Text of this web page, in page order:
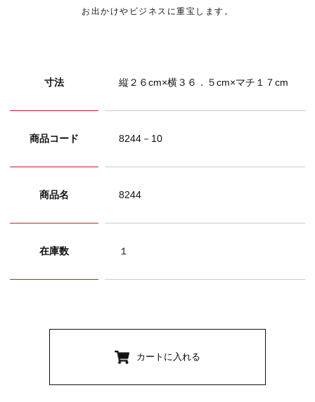
お出かけやビジネスに重宝します。
寸法 縦２６cm×横３６．５cm×マチ１７cm
商品コード 8244－10
商品名 8244
在庫数 １
カートに入れる